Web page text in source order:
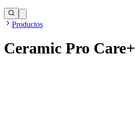
Productos
Ceramic Pro Care+